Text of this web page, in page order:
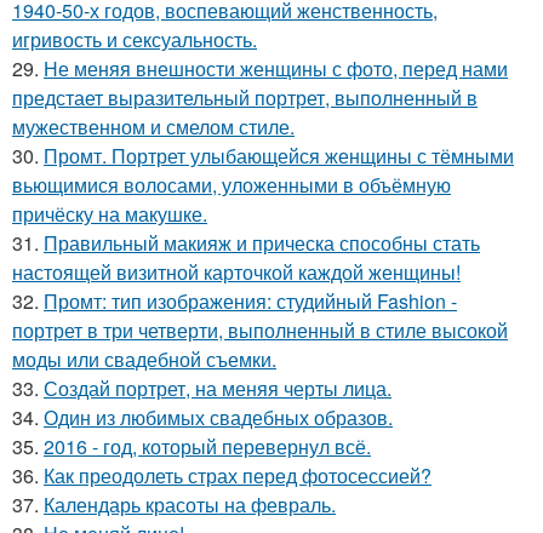
1940-50-х годов, воспевающий женственность,
игривость и сексуальность.
29. Не меняя внешности женщины с фото, перед нами
предстает выразительный портрет, выполненный в
мужественном и смелом стиле.
30. Промт. Портрет улыбающейся женщины с тёмными
вьющимися волосами, уложенными в объёмную
причёску на макушке.
31. Правильный макияж и прическа способны стать
настоящей визитной карточкой каждой женщины!
32. Промт: тип изображения: студийный Fashion -
портрет в три четверти, выполненный в стиле высокой
моды или свадебной съемки.
33. Создай портрет, на меняя черты лица.
34. Один из любимых свадебных образов.
35. 2016 - год, который перевернул всё.
36. Как преодолеть страх перед фотосессией?
37. Календарь красоты на февраль.